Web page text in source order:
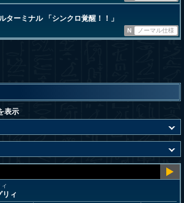
ターミナル 「シンクロ覚醒！！」
N ノーマル仕様
表示
リィ